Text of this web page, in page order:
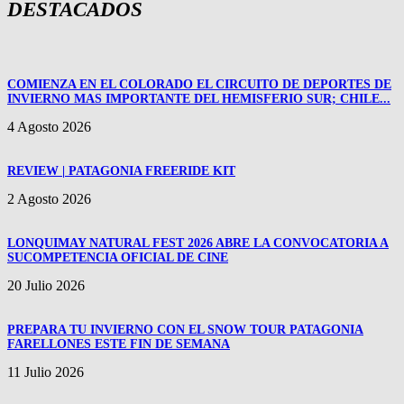
DESTACADOS
COMIENZA EN EL COLORADO EL CIRCUITO DE DEPORTES DE
INVIERNO MAS IMPORTANTE DEL HEMISFERIO SUR; CHILE...
4 Agosto 2026
REVIEW | PATAGONIA FREERIDE KIT
2 Agosto 2026
LONQUIMAY NATURAL FEST 2026 ABRE LA CONVOCATORIA A
SUCOMPETENCIA OFICIAL DE CINE
20 Julio 2026
PREPARA TU INVIERNO CON EL SNOW TOUR PATAGONIA
FARELLONES ESTE FIN DE SEMANA
11 Julio 2026